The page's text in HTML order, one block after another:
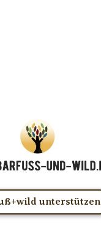
unterstützen